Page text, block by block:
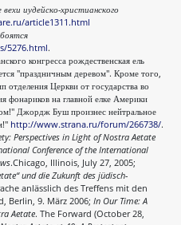
иудейско-христианского
article1311.html
5276.html.
конгресса рождественская ель
"праздничным деревом". Кроме того,
отделения Церкви от государства во
фонариков на главной елке Америки
Джордж Буш произнес нейтральное
http://www.strana.ru/forum/266738/.
Perspectives in Light of Nostra Aetate
Conference of the International
.Chicago, Illinois, July 27, 2005;
und die Zukunft des jüdisch-
anlässlich des Treffens mit den
Berlin, 9. März 2006; In Our Time: A
Aetate. The Forward (October 28,